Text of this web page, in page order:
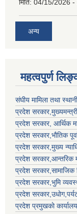
मिति: 04/15/2026 -
अन्य
महत्वपुर्ण
संघीय मामिला तथा
प्रदेश
प्रदेश सरकार, आर्थिक
प्रदेश सरकार,भाैतिक
प्रदेश सरकार,मुख्य
प्रदेश सरकार,आन्तरिक
प्रदेश सरकार,सामाजिक
प्रदेश सरकार,भुमि
प्रदेश सरकार,
प्रदेश प्रमुखकाे कार्यालय